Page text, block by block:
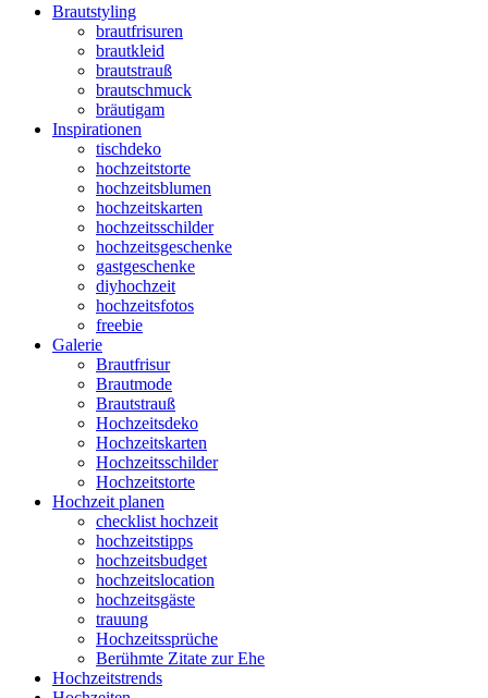
Brautstyling
brautfrisuren
brautkleid
brautstrauß
brautschmuck
bräutigam
Inspirationen
tischdeko
hochzeitstorte
hochzeitsblumen
hochzeitskarten
hochzeitsschilder
hochzeitsgeschenke
gastgeschenke
diyhochzeit
hochzeitsfotos
freebie
Galerie
Brautfrisur
Brautmode
Brautstrauß
Hochzeitsdeko
Hochzeitskarten
Hochzeitsschilder
Hochzeitstorte
Hochzeit planen
checklist hochzeit
hochzeitstipps
hochzeitsbudget
hochzeitslocation
hochzeitsgäste
trauung
Hochzeitssprüche
Berühmte Zitate zur Ehe
Hochzeitstrends